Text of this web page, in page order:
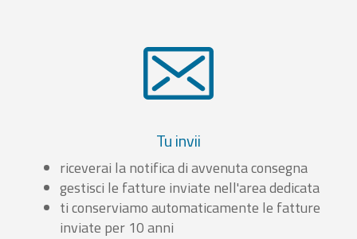
Tu invii
riceverai la notifica di avvenuta consegna
gestisci le fatture inviate nell'area dedicata
ti conserviamo automaticamente le fatture
inviate per 10 anni